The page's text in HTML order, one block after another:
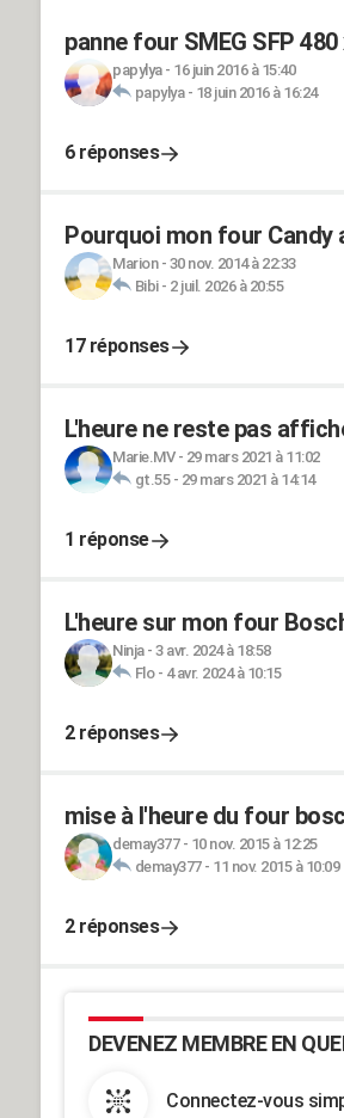
panne four SMEG SFP 480
papylya- 16 juin 2016 à 15:40
papylya- 18 juin 2016 à 16:24
6 réponses
Pourquoi mon four
Marion- 30 nov. 2014 à 22:33
Bibi- 2 juil. 2026 à 20:55
17 réponses
L'heure ne reste pas
Marie.MV- 29 mars 2021 à 11:02
gt.55- 29 mars 2021 à 14:14
1 réponse
L'heure sur mon four
Ninja- 3 avr. 2024 à 18:58
Flo- 4 avr. 2024 à 10:15
2 réponses
mise à l'heure du four
demay377- 10 nov. 2015 à 12:25
demay377- 11 nov. 2015 à 10:09
2 réponses
DEVENEZ MEMBRE EN
Connectez-vous